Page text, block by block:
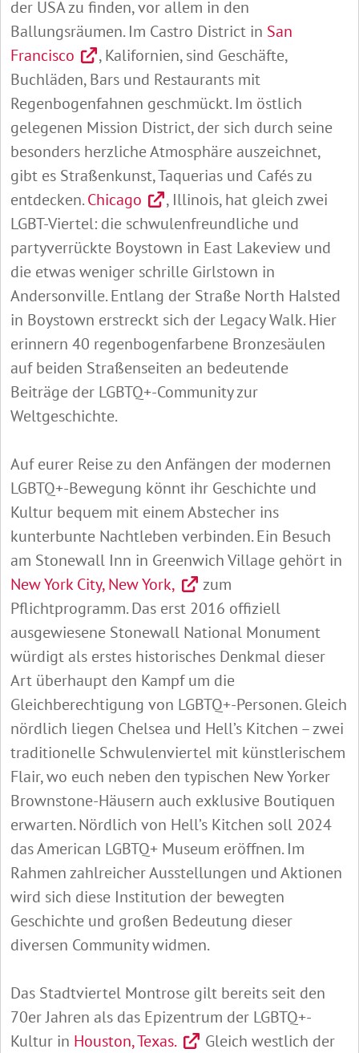
der USA zu finden, vor allem in den
Ballungsräumen. Im Castro District in San
Francisco
, Kalifornien, sind Geschäfte,
Buchläden, Bars und Restaurants mit
Regenbogenfahnen geschmückt. Im östlich
gelegenen Mission District, der sich durch seine
besonders herzliche Atmosphäre auszeichnet,
gibt es Straßenkunst, Taquerias und Cafés zu
entdecken.Chicago
, Illinois, hat gleich zwei
LGBT-Viertel: die schwulenfreundliche und
partyverrückte Boystown in East Lakeview und
die etwas weniger schrille Girlstown in
Andersonville. Entlang der Straße North Halsted
in Boystown erstreckt sich der Legacy Walk. Hier
erinnern 40 regenbogenfarbene Bronzesäulen
auf beiden Straßenseiten an bedeutende
Beiträge der LGBTQ+-Community zur
Weltgeschichte.
Auf eurer Reise zu den Anfängen der modernen
LGBTQ+-Bewegung könnt ihr Geschichte und
Kultur bequem mit einem Abstecher ins
kunterbunte Nachtleben verbinden. Ein Besuch
am Stonewall Inn in Greenwich Village gehört in
New York City, New York,
zum
Pflichtprogramm. Das erst 2016 offiziell
ausgewiesene Stonewall National Monument
würdigt als erstes historisches Denkmal dieser
Art überhaupt den Kampf um die
Gleichberechtigung von LGBTQ+-Personen. Gleich
nördlich liegen Chelsea und Hell’s Kitchen – zwei
traditionelle Schwulenviertel mit künstlerischem
Flair, wo euch neben den typischen New Yorker
Brownstone-Häusern auch exklusive Boutiquen
erwarten. Nördlich von Hell’s Kitchen soll 2024
das American LGBTQ+ Museum eröffnen. Im
Rahmen zahlreicher Ausstellungen und Aktionen
wird sich diese Institution der bewegten
Geschichte und großen Bedeutung dieser
diversen Community widmen.
Das Stadtviertel Montrose gilt bereits seit den
70er Jahren als das Epizentrum der LGBTQ+-
Kultur in Houston, Texas.
Gleich westlich der